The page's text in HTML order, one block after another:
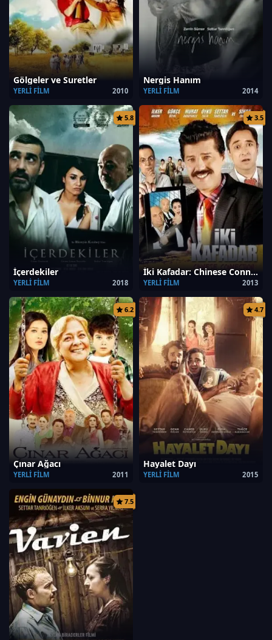
Gölgeler ve Suretler
2010
YERLI FILM
Nergis Hanım
2014
YERLI FILM
5.8
İçerdekiler
2018
YERLI FILM
3.5
İki Kafadar: Chinese Connection
2013
YERLI FILM
6.2
Çınar Ağacı
2011
YERLI FILM
4.7
Hayalet Dayı
2015
YERLI FILM
7.5